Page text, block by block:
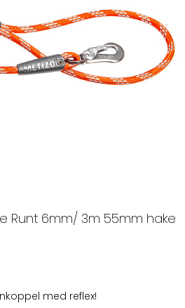
Runt 6mm/ 3m 55mm hake
med reflex!